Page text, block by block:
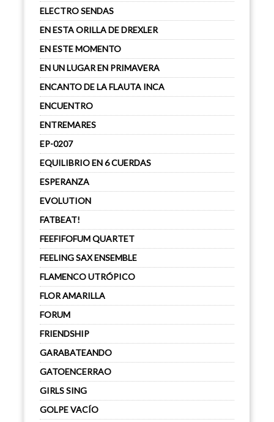
ELECTRO SENDAS
EN ESTA ORILLA DE DREXLER
EN ESTE MOMENTO
EN UN LUGAR EN PRIMAVERA
ENCANTO DE LA FLAUTA INCA
ENCUENTRO
ENTREMARES
EP-0207
EQUILIBRIO EN 6 CUERDAS
ESPERANZA
EVOLUTION
FATBEAT!
FEEFIFOFUM QUARTET
FEELING SAX ENSEMBLE
FLAMENCO UTRÓPICO
FLOR AMARILLA
FORUM
FRIENDSHIP
GARABATEANDO
GATOENCERRAO
GIRLS SING
GOLPE VACÍO